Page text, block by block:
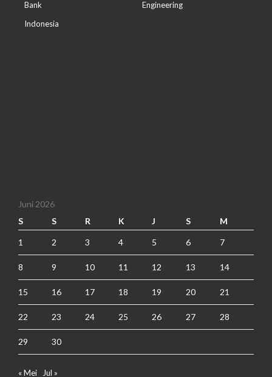
Bank
Indonesia
Engineering
Juni 2026
S
S R K J S M
1 2 3 4 5 6 7
8 9 10 11 12 13 14
15 16 17 18 19 20 21
22 23 24 25 26 27 28
29 30
« Mei Jul »